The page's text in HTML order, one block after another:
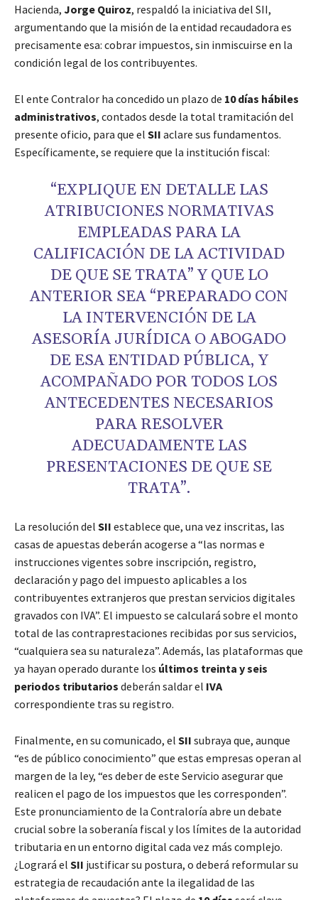
Hacienda, Jorge Quiroz, respaldó la iniciativa del SII,
argumentando que la misión de la entidad recaudadora es
precisamente esa: cobrar impuestos, sin inmiscuirse en la
condición legal de los contribuyentes.
El ente Contralor ha concedido un plazo de 10 días hábiles
administrativos, contados desde la total tramitación del
presente oficio, para que el SII aclare sus fundamentos.
Específicamente, se requiere que la institución fiscal:
“EXPLIQUE EN DETALLE LAS
ATRIBUCIONES NORMATIVAS
EMPLEADAS PARA LA
CALIFICACIÓN DE LA ACTIVIDAD
DE QUE SE TRATA” Y QUE LO
ANTERIOR SEA “PREPARADO CON
LA INTERVENCIÓN DE LA
ASESORÍA JURÍDICA O ABOGADO
DE ESA ENTIDAD PÚBLICA, Y
ACOMPAÑADO POR TODOS LOS
ANTECEDENTES NECESARIOS
PARA RESOLVER
ADECUADAMENTE LAS
PRESENTACIONES DE QUE SE
TRATA”.
La resolución del SII establece que, una vez inscritas, las
casas de apuestas deberán acogerse a “las normas e
instrucciones vigentes sobre inscripción, registro,
declaración y pago del impuesto aplicables a los
contribuyentes extranjeros que prestan servicios digitales
gravados con IVA”. El impuesto se calculará sobre el monto
total de las contraprestaciones recibidas por sus servicios,
“cualquiera sea su naturaleza”. Además, las plataformas que
ya hayan operado durante los últimos treinta y seis
periodos tributarios deberán saldar el IVA
correspondiente tras su registro.
Finalmente, en su comunicado, el SII subraya que, aunque
“es de público conocimiento” que estas empresas operan al
margen de la ley, “es deber de este Servicio asegurar que
realicen el pago de los impuestos que les corresponden”.
Este pronunciamiento de la Contraloría abre un debate
crucial sobre la soberanía fiscal y los límites de la autoridad
tributaria en un entorno digital cada vez más complejo.
¿Logrará el SII justificar su postura, o deberá reformular su
estrategia de recaudación ante la ilegalidad de las